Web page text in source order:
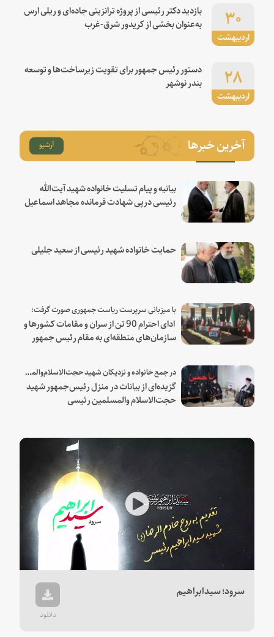
اردیبهشت
۳۰
بازدید دکتر رئیسی از پروژه ترانزیتی جاده‌ای و ریلی ارس
به‌عنوان بخشی از کریدور شرق-غرب
اردیبهشت
۲۸
دستور رئیس جمهور برای تقویت زیرساخت‌ها و توسعه
بندر نوشهر
آخرین خبرها آرشیو
بیانیه و پیام تسلیت خانواده شهید آیت‌الله
رئیسی درپی شهادت فرمانده مجاهد اسماعیل
حمایت خانواده شهید رئیسی از سعید جلیلی
با میزبانی سرپرست ریاست جمهوری صورت گرفت؛
ادای احترام 90 تن از سران و مقامات کشورها و
سازمان‌های منطقه‌ای به مقام رئیس جمهور
در جمع خانواده و نزدیکان شهید حجت‌الاسلام‌والمسلمین رئیسی:
گزیده‌ای از بیانات در منزل رئیس‌جمهور شهید
حجت‌الاسلام والمسلمین رئیسی
Play
Video
سرود؛ سیدابراهیم
دانلود